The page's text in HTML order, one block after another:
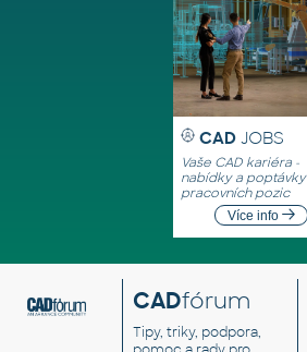
CAD JOBS
Vaše CAD kariéra -
nabídky a poptávky
pracovních pozic
Více info
CADfórum
Tipy, triky, podpora,